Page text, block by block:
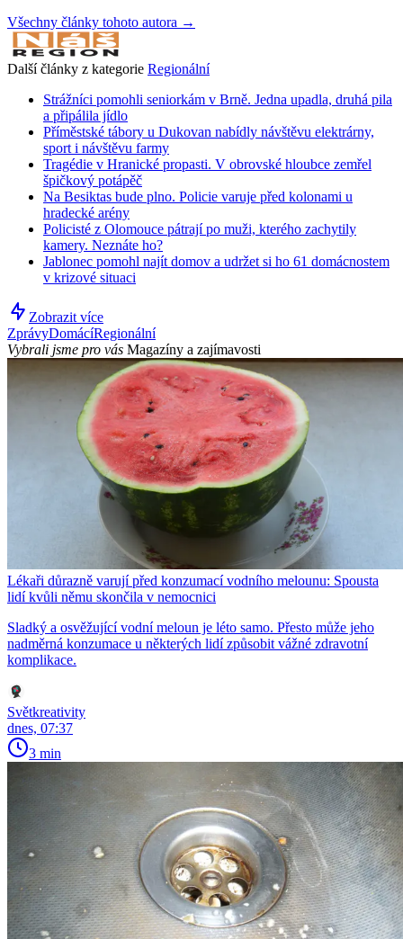
Všechny články tohoto autora →
Další články z kategorie Regionální
Strážníci pomohli seniorkám v Brně. Jedna upadla, druhá pila
a připálila jídlo
Příměstské tábory u Dukovan nabídly návštěvu elektrárny,
sport i návštěvu farmy
Tragédie v Hranické propasti. V obrovské hloubce zemřel
špičkový potápěč
Na Besiktas bude plno. Policie varuje před kolonami u
hradecké arény
Policisté z Olomouce pátrají po muži, kterého zachytily
kamery. Neznáte ho?
Jablonec pomohl najít domov a udržet si ho 61 domácnostem
v krizové situaci
Zobrazit více
ZprávyDomácíRegionální
Vybrali jsme pro vás Magazíny a zajímavosti
Lékaři důrazně varují před konzumací vodního melounu: Spousta
lidí kvůli němu skončila v nemocnici
Sladký a osvěžující vodní meloun je léto samo. Přesto může jeho
nadměrná konzumace u některých lidí způsobit vážné zdravotní
komplikace.
Světkreativity
dnes, 07:37
3 min